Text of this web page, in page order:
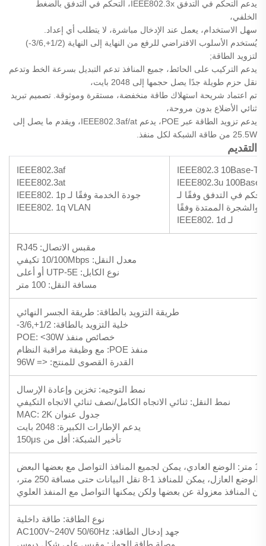
يدعم التحكم في التدفق IEEE802.3x، التحكم في التدفق بالضغط
الخلفي،
سهل الاستخدام، يعمل عند الإدخال مباشرة، لا يتطلب أي إعداد.
يُستخدم الأسلوب الافتراضي للرفع من النهاية إلى النهاية (1/2+,3/6-)
لتزويد الطاقة;
يدعم التركيب على الحائط، جميع المنافذ تدعم التبديل بسرعة الخط وتدعم
نقل حزم طويلة جدًا يصل حجمها إلى 2048 بايت،
تم اعتماد شريحة استهلاك طاقة منخفضة، مستقرة وموثوقة. تصميم تبريد
ثنائي الأضلاع بدون مروحة،
يدعم تزويد الطاقة عبر POE، يدعم IEEE802.3af/at، ويقدم ما يصل إلى
25.5W من طاقة الشبكة لكل منفذ.
التقديم
IEEE802.3 10Base-T
IEEE802.3u 100Base-
في التدفق وفقًا لـ
IEEE802.3x والشجرة الممتدة وفقًا
لـ IEEE802. 1d
IEEE802.3af
IEEE802.3at
جودة الخدمة وفقًا لـ IEEE802. 1p
IEEE802. 1q VLAN
مقبس الاتصال: RJ45
معدل النقل: 10/100Mbps تكيفي
نوع الكابل: UTP-5E أو أعلى
مسافة النقل: 100 متر
طريقة التزويد بالطاقة: طريقة الجسر النهائي
خلية التزويد بالطاقة: 1/2+,3/6-
خصائص منفذ POE: <30W
منفذ POE: مع وظيفة مراقبة النظام
القدرة القصوى للمنتج: <= 96W
نمط التوجيه: تخزين وإعادة الإرسال
نمط النقل: ثنائي الاتجاه الكامل/نصف ثنائي الاتجاه التكيفي
جدول عنوان MAC: 2K
يدعم الإطارات الكبيرة: 2048 بايت
تأخير الشبكة: أقل من 150μs
يمكن لجميع المنافذ التواصل مع بعضها البعض
250 متر: الوضع العازل، يمكن للمنافذ 1-8 نقل البيانات حتى مسافة 250 متر،
المنافذ معزولة عن بعضها ولكن يمكنها التواصل مع المنفذ العلوي
نوع الطاقة: طاقة داخلية
جهد إدخال الطاقة: AC100V~240V 50/60Hz